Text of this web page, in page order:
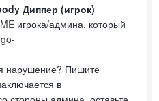
Диппер (игрок)
игрока/админа, который
нарушение? Пишите
в